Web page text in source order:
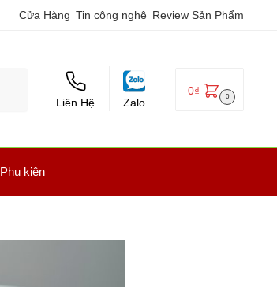
Cửa Hàng Tin công nghệ Review Sản Phẩm
Liên Hệ Zalo
0₫ 0
Phụ kiện